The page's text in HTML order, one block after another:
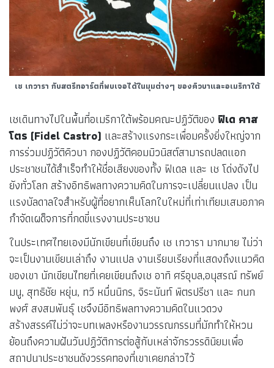
เช เกวารา กับสตรีทอาร์ตที่พบเจอได้ในมุมต่างๆ ของคิวบาและอเมริกาใต้
เชเดินทางไปในพื้นที่อเมริกาใต้พร้อมคณะปฏิวัติของ ฟิเด คาส
โตร (Fidel Castro) และสร้างแรงกระเพื่อมครั้งยิ่งใหญ่จาก
การร่วมปฏิวัติคิวบา กองปฏิวัติคอมมิวนิสต์สามารถปลดแอก
ประชาชนได้สำเร็จทำให้ชื่อเสียงของทั้ง ฟิเดล และ เช โด่งดังไป
ยังทั่วโลก สร้างอิทธิพลทางความคิดในการจะเปลี่ยนแปลง เป็น
แรงบัลดาลใจสำหรับผู้ที่อยากเห็นโลกใบใหม่ที่เท่าเทียมเสมอภาค
กำจัดเผด็จการที่กดขี่แรงงานประชาชน
ในประเทศไทยเองมีนักเขียนที่เขียนถึง เช เกวารา มากมาย ไม่ว่า
จะเป็นงานเขียนเล่าถึง งานแปล งานเรียบเรียงที่แสดงถึงแนวคิด
ของเขา นักเขียนไทยที่เคยเขียนถึงเช อาทิ ศรีอุบล,อนุสรณ์ ทรัพย์
มนู, สุทธิชัย หยุ่น, ทวี หมื่นนิกร, จิระนันท์ พิตรปรีชา และ กนก
พงศ์ สงสมพันธุ์ เชจึงมีอิทธิพลทางความคิดในแวดวง
สร้างสรรค์ไม่ว่าจะบทเพลงหรืองานวรรณกรรมที่มักทำให้หวน
ย้อนถึงความฝันวันปฏิวัติการต่อสู้กับเหล่าจักรวรรดินิยมเพื่อ
สถาปนาประชาชนดังวรรคทองที่เขาเคยกล่าวไว้